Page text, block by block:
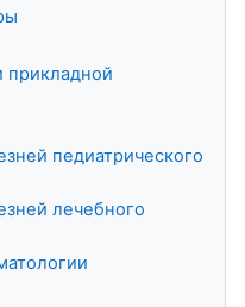
прикладной
педиатрического
лечебного